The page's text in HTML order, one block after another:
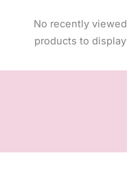
No recently viewed
products to display